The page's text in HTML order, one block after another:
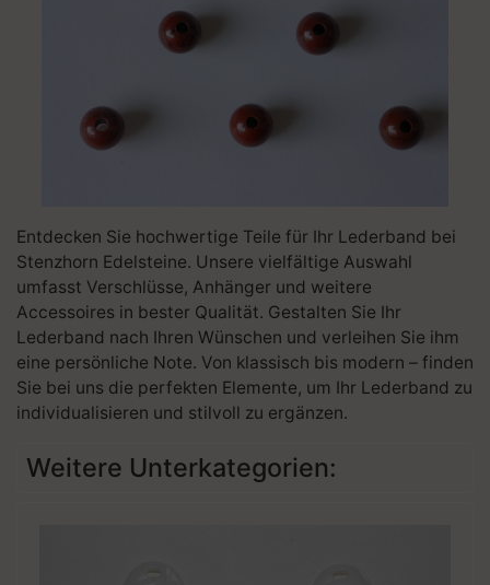
Entdecken Sie hochwertige Teile für Ihr Lederband bei
Stenzhorn Edelsteine. Unsere vielfältige Auswahl
umfasst Verschlüsse, Anhänger und weitere
Accessoires in bester Qualität. Gestalten Sie Ihr
Lederband nach Ihren Wünschen und verleihen Sie ihm
eine persönliche Note. Von klassisch bis modern – finden
Sie bei uns die perfekten Elemente, um Ihr Lederband zu
individualisieren und stilvoll zu ergänzen.
Weitere Unterkategorien: